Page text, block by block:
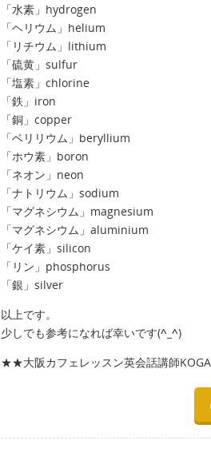
「水素」hydrogen
「ヘリウム」helium
「リチウム」lithium
「硫黄」sulfur
「塩素」chlorine
「鉄」iron
「銅」copper
「ベリリウム」beryllium
「ホウ素」boron
「ネオン」neon
「ナトリウム」sodium
「マグネシウム」magnesium
「マグネシウム」aluminium
「ケイ素」silicon
「リン」phosphorus
「銀」silver
以上です。
少しでも参考になれば幸いです(^_^)
★★大阪カフェレッスン英会話講師